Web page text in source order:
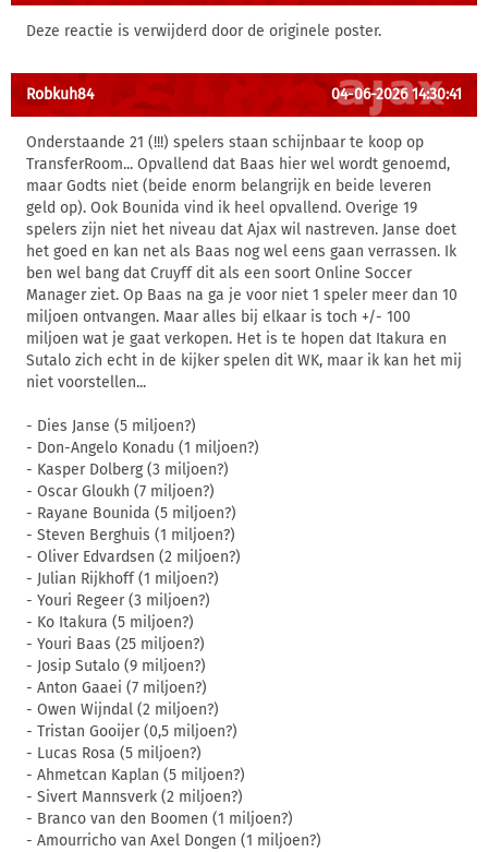
Deze reactie is verwijderd door de originele poster.
Robkuh84 04-06-2026 14:30:41
Onderstaande 21 (!!!) spelers staan schijnbaar te koop op
TransferRoom... Opvallend dat Baas hier wel wordt genoemd,
maar Godts niet (beide enorm belangrijk en beide leveren
geld op). Ook Bounida vind ik heel opvallend. Overige 19
spelers zijn niet het niveau dat Ajax wil nastreven. Janse doet
het goed en kan net als Baas nog wel eens gaan verrassen. Ik
ben wel bang dat Cruyff dit als een soort Online Soccer
Manager ziet. Op Baas na ga je voor niet 1 speler meer dan 10
miljoen ontvangen. Maar alles bij elkaar is toch +/- 100
miljoen wat je gaat verkopen. Het is te hopen dat Itakura en
Sutalo zich echt in de kijker spelen dit WK, maar ik kan het mij
niet voorstellen...
- Dies Janse (5 miljoen?)
- Don-Angelo Konadu (1 miljoen?)
- Kasper Dolberg (3 miljoen?)
- Oscar Gloukh (7 miljoen?)
- Rayane Bounida (5 miljoen?)
- Steven Berghuis (1 miljoen?)
- Oliver Edvardsen (2 miljoen?)
- Julian Rijkhoff (1 miljoen?)
- Youri Regeer (3 miljoen?)
- Ko Itakura (5 miljoen?)
- Youri Baas (25 miljoen?)
- Josip Sutalo (9 miljoen?)
- Anton Gaaei (7 miljoen?)
- Owen Wijndal (2 miljoen?)
- Tristan Gooijer (0,5 miljoen?)
- Lucas Rosa (5 miljoen?)
- Ahmetcan Kaplan (5 miljoen?)
- Sivert Mannsverk (2 miljoen?)
- Branco van den Boomen (1 miljoen?)
- Amourricho van Axel Dongen (1 miljoen?)